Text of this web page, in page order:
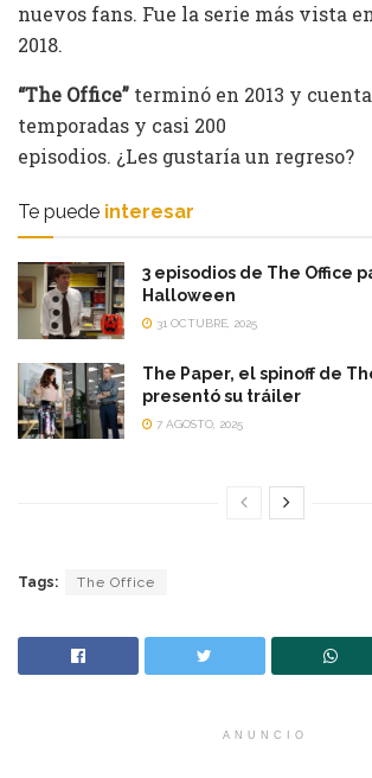
nuevos fans. Fue la serie más vista
2018.
“The Office” terminó en 2013 y
temporadas y casi 200
episodios. ¿Les gustaría un regreso?
Te puede interesar
3 episodios de The Office
Halloween
31 OCTUBRE, 2025
The Paper, el spinoff de
presentó su tráiler
7 AGOSTO, 2025
Tags: The Office
ANUNCIO